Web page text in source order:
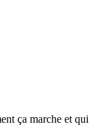
ça marche et qui